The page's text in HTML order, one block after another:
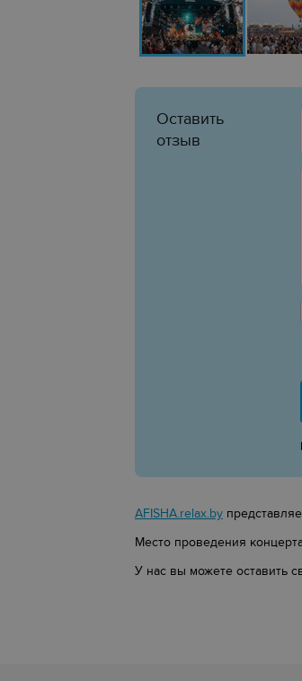
Оставить
отзыв
AFISHA.relax.by
Место проведения
У нас вы можете оставить